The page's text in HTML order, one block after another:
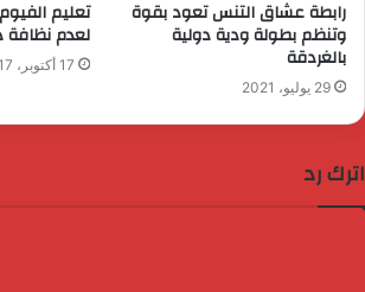
رابطة عشاق التنس تعود بقوة
وتنظم بطولة ودية دولية
بالغردقة
29 يوليو، 2021
تعليم
لعدم نظافة
17 أكتوبر، 2017
اترك رد